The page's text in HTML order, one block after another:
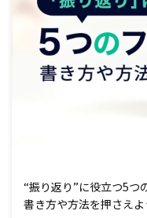
“振り返り”に役立つ5つ
書き方や方法を押さえよ